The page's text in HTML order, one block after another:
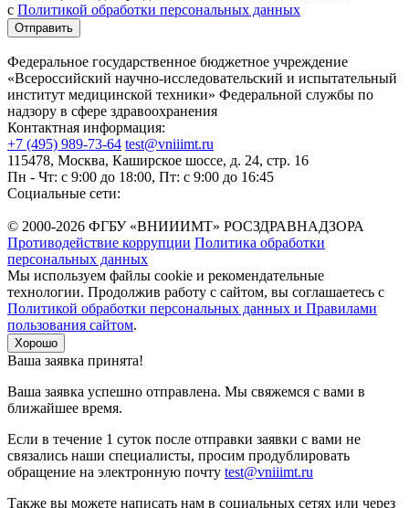
с Политикой обработки персональных данных
Федеральное государственное бюджетное учреждение
«Всероссийский научно-исследовательский и испытательный
институт медицинской техники» Федеральной службы по
надзору в сфере здравоохранения
Контактная информация:
+7 (495) 989-73-64 test@vniiimt.ru
115478, Москва, Каширское шоссе, д. 24, стр. 16
Пн - Чт: с 9:00 до 18:00, Пт: с 9:00 до 16:45
Социальные сети:
© 2000-2026 ФГБУ «ВНИИИМТ» РОСЗДРАВНАДЗОРА
Противодействие коррупции Политика обработки
персональных данных
Мы используем файлы cookie и рекомендательные
технологии. Продолжив работу с сайтом, вы соглашаетесь с
Политикой обработки персональных данных и Правилами
пользования сайтом.
Хорошо
Ваша заявка принята!
Ваша заявка успешно отправлена. Мы свяжемся с вами в
ближайшее время.
Если в течение 1 суток после отправки заявки с вами не
связались наши специалисты, просим продублировать
обращение на электронную почту test@vniiimt.ru
Также вы можете написать нам в социальных сетях или через